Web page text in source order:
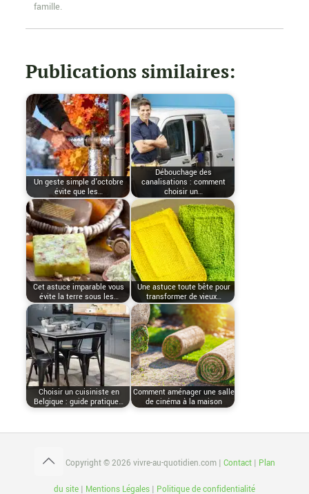
famille.
Publications similaires:
Un geste simple d’octobre
évite que les…
Débouchage des
canalisations : comment
choisir un…
Cet astuce imparable vous
évite la terre sous les…
Une astuce toute bête pour
transformer de vieux…
Choisir un cuisiniste en
Belgique : guide pratique…
Comment aménager une salle
de cinéma à la maison
Copyright © 2026 vivre-au-quotidien.com | Contact| Plan
du site | Mentions Légales | Politique de confidentialité